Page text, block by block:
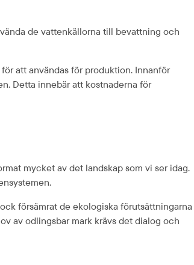
de vattenkällorna till bevattning och
att användas för produktion. Innanför
Detta innebär att kostnaderna för
mycket av det landskap som vi ser idag.
försämrat de ekologiska förutsättningarna
av odlingsbar mark krävs det dialog och